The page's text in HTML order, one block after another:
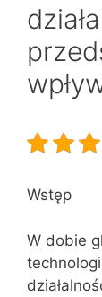
Wstęp
W dobie